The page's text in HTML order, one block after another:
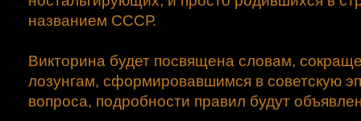
названием СССР.
Викторина будет посвящена словам,
лозунгам, сформировавшимся в советскую
вопроса, подробности правил будут